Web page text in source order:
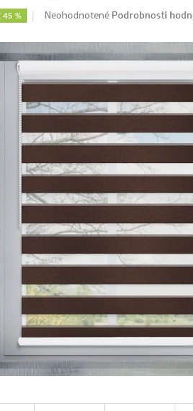
45 % Neohodnotené Podrobnosti